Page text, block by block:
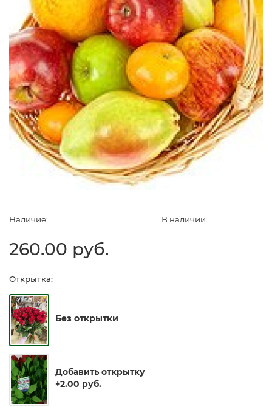
Наличие: В наличии
260.00 руб.
Открытка:
Без открытки
Добавить открытку
+2.00 руб.